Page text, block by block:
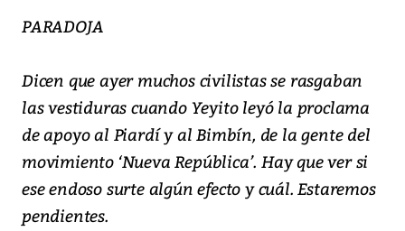
PARADOJA
Dicen que ayer muchos civilistas se rasgaban
las vestiduras cuando Yeyito leyó la proclama
de apoyo al Piardí y al Bimbín, de la gente del
movimiento ‘Nueva República’. Hay que ver si
ese endoso surte algún efecto y cuál. Estaremos
pendientes.